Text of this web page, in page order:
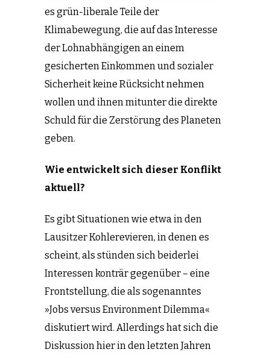
es grün-liberale Teile der
Klimabewegung, die auf das Interesse
der Lohnabhängigen an einem
gesicherten Einkommen und sozialer
Sicherheit keine Rücksicht nehmen
wollen und ihnen mitunter die direkte
Schuld für die Zerstörung des Planeten
geben.
Wie entwickelt sich dieser Konflikt
aktuell?
Es gibt Situationen wie etwa in den
Lausitzer Kohlerevieren, in denen es
scheint, als stünden sich beiderlei
Interessen konträr gegenüber – eine
Frontstellung, die als sogenanntes
»Jobs versus Environment Dilemma«
diskutiert wird. Allerdings hat sich die
Diskussion hier in den letzten Jahren